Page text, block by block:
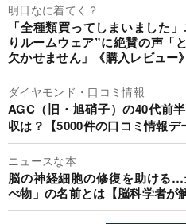
明日なに着てく？
「全種類買ってしまいました
りルームウェア”に絶賛の声「
欠かせません」《購入レビュー》
ダイヤモンド・口コミ情報
AGC（旧・旭硝子）の40代前
収は？【5000件の口コミ情報デ
ニュースな本
脳の神経細胞の修復を助ける
べ物」の名前とは【脳科学者が